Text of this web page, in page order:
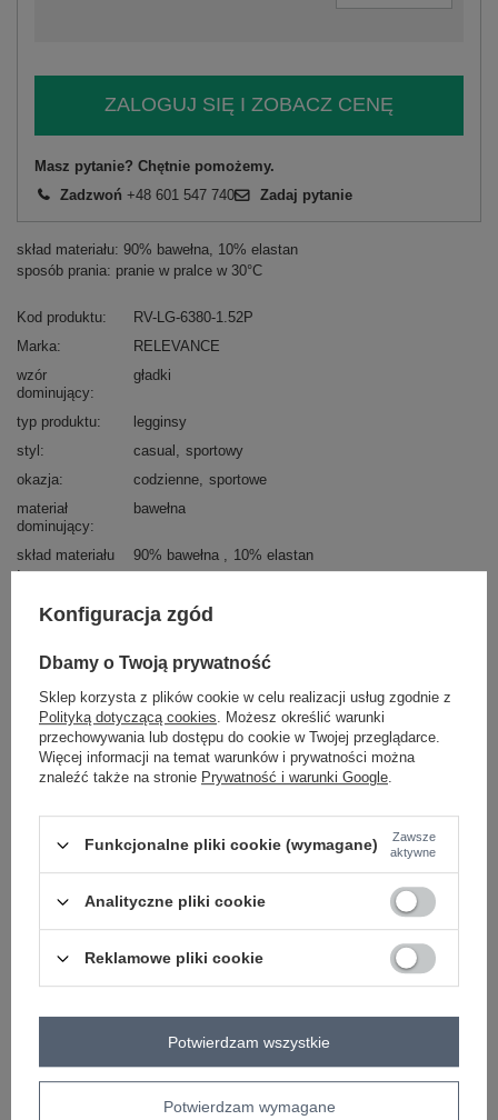
ZALOGUJ SIĘ I ZOBACZ CENĘ
Masz pytanie? Chętnie pomożemy.
Zadzwoń +48 601 547 740 Zadaj pytanie
skład materiału: 90% bawełna, 10% elastan
sposób prania: pranie w pralce w 30°C
Kod produktu
RV-LG-6380-1.52P
Marka
RELEVANCE
wzór
dominujący
gładki
typ produktu
legginsy
styl
casual
sportowy
okazja
codzienne sportowe
materiał
dominujący
bawełna
skład materiału 90% bawełna 10% elastan
wysokość w
średni/regularny
styl nogawek
zwężane
zapięcie
brak
kieszenie
brak
OPIS PRODUKTU
ZWROTY I WYMIANA
ZAKŁADKA KOSZTY WYSYŁKI
Z naszego bloga
Hurtowa odzież damska basic – gdzie kupić ciuchy do
sklepu?
Konfiguracja zgód
Dbamy o Twoją prywatność
Sklep korzysta z plików cookie w celu realizacji usług zgodnie z
Polityką dotyczącą cookies. Możesz określić warunki
przechowywania lub dostępu do cookie w Twojej przeglądarce.
Więcej informacji na temat warunków i prywatności można
znaleźć także na stronie Prywatność i warunki Google.
Funkcjonalne pliki cookie (wymagane)
Zawsze
aktywne
Analityczne pliki cookie
Reklamowe pliki cookie
Potwierdzam wymagane
Potwierdzam wszystkie